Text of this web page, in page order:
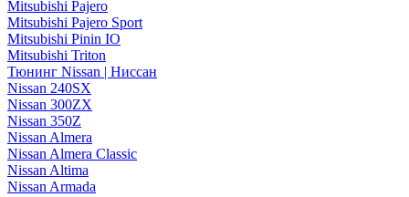
Mitsubishi Pajero
Mitsubishi Pajero Sport
Mitsubishi Pinin IO
Mitsubishi Triton
Тюнинг Nissan | Ниссан
Nissan 240SX
Nissan 300ZX
Nissan 350Z
Nissan Almera
Nissan Almera Classic
Nissan Altima
Nissan Armada